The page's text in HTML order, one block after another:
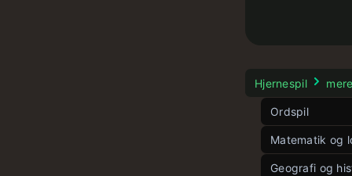
Hjernespil mere
Ordspil
Dansk
Dobbelt
Matematik og
Vinkelspil
Geografi og